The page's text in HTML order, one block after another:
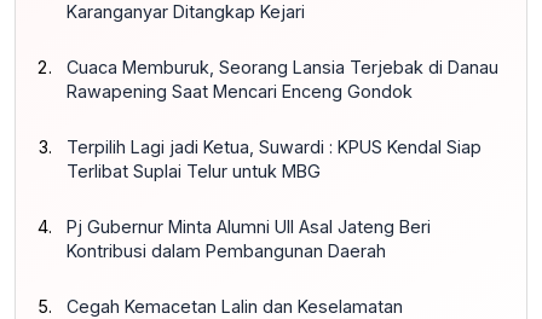
Karanganyar Ditangkap Kejari
Cuaca Memburuk, Seorang Lansia Terjebak di Danau
Rawapening Saat Mencari Enceng Gondok
Terpilih Lagi jadi Ketua, Suwardi : KPUS Kendal Siap
Terlibat Suplai Telur untuk MBG
Pj Gubernur Minta Alumni UII Asal Jateng Beri
Kontribusi dalam Pembangunan Daerah
Cegah Kemacetan Lalin dan Keselamatan